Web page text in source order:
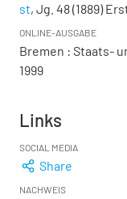
st, Jg. 48 (1889)
ONLINE-AUSGABE
Bremen : Staats-
1999
Links
SOCIAL MEDIA
Share
NACHWEIS